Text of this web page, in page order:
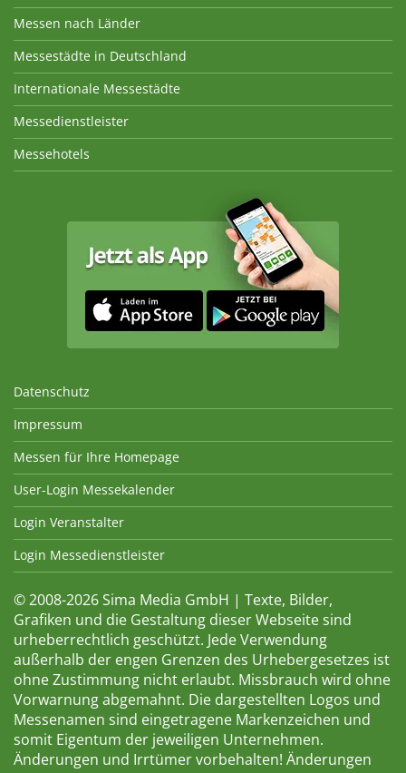
Messen nach Länder
Messestädte in Deutschland
Internationale Messestädte
Messedienstleister
Messehotels
Datenschutz
Impressum
Messen für Ihre Homepage
User-Login Messekalender
Login Veranstalter
Login Messedienstleister
© 2008-2026 Sima Media GmbH | Texte, Bilder,
Grafiken und die Gestaltung dieser Webseite sind
urheberrechtlich geschützt. Jede Verwendung
außerhalb der engen Grenzen des Urhebergesetzes ist
ohne Zustimmung nicht erlaubt. Missbrauch wird ohne
Vorwarnung abgemahnt. Die dargestellten Logos und
Messenamen sind eingetragene Markenzeichen und
somit Eigentum der jeweiligen Unternehmen.
Änderungen und Irrtümer vorbehalten! Änderungen